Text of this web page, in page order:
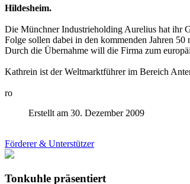
Hildesheim.
Die Münchner Industrieholding Aurelius hat ihr
Folge sollen dabei in den kommenden Jahren
Durch die Übernahme will die Firma zum
Kathrein ist der Weltmarktführer im Bereich
ro
Erstellt am 30. Dezember 2009
Förderer & Unterstützer
Tonkuhle präsentiert